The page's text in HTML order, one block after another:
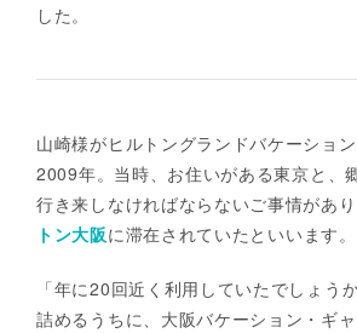
した。
山崎様がヒルトングランドバケーショ
2009年。当時、お住いがある東京と、
行き来しなければならないご事情があ
トン大阪に滞在されていたといいます。
「年に20回近く利用していたでしょう
詰めるうちに、大阪バケーション・ギ